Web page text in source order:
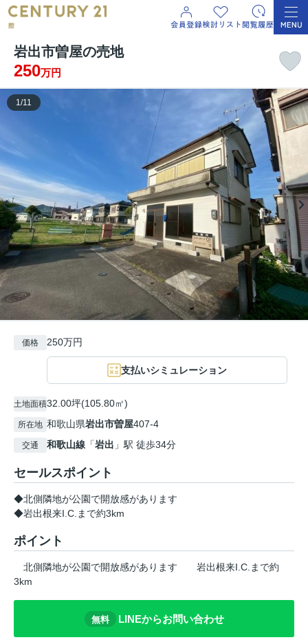
岩出市曽屋の売地
250万円
1/11
価格 250万円
支払いシミュレーション
土地面積32.00坪(105.80㎡)
所在地 和歌山県岩出市曽屋407-4
交通 和歌山線 「岩出 」駅 徒歩34分
セールスポイント
◆北側隣地が公園で開放感があります
◆岩出根来I.C.まで約3km
ポイント
北側隣地が公園で開放感があります
岩出根来I.C.まで約
3km
無料 LINEからお問い合わせ